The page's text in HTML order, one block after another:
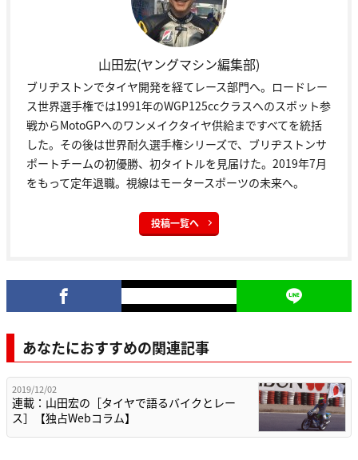
山田宏(ヤングマシン編集部)
ブリヂストンでタイヤ開発を経てレース部門へ。ロードレー
ス世界選手権では1991年のWGP125ccクラスへのスポット参
戦からMotoGPへのワンメイクタイヤ供給まですべてを統括
した。その後は世界耐久選手権シリーズで、ブリヂストンサ
ポートチームの初優勝、初タイトルを見届けた。2019年7月
をもって定年退職。視線はモータースポーツの未来へ。
投稿一覧へ
あなたにおすすめの関連記事
2019/12/02
連載：山田宏の［タイヤで語るバイクとレー
ス］【独占Webコラム】